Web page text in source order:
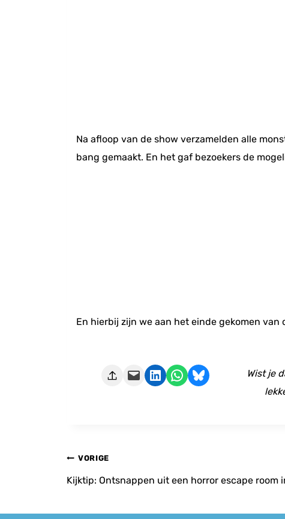
Na afloop van de show verzamelden alle
bang gemaakt. En het gaf bezoekers de
En hierbij zijn we aan het einde gekomen van
Deze pagina e-mailen Delen op LinkedIn Delen via WhatsApp Share on Bluesky
Wist je
Bericht
navigatie
VORIGE
Kijktip: Ontsnappen uit een horror escape room